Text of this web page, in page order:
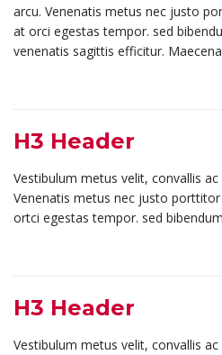
arcu. Venenatis metus nec justo
at orci egestas tempor. sed
venenatis sagittis efficitur.
H3 Header
Vestibulum metus velit, convallis
Venenatis metus nec justo
ortci egestas tempor. sed bibendum
H3 Header
Vestibulum metus velit, convallis